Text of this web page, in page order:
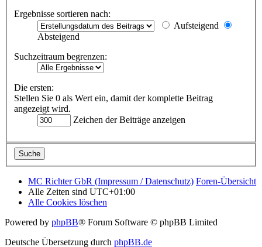
Ergebnisse sortieren nach:
Aufsteigend
Absteigend
Suchzeitraum begrenzen:
Die ersten:
Stellen Sie 0 als Wert ein, damit der komplette Beitrag
angezeigt wird.
Zeichen der Beiträge anzeigen
MC Richter GbR (Impressum / Datenschutz) Foren-Übersicht
Alle Zeiten sind UTC+01:00
Alle Cookies löschen
Powered by phpBB® Forum Software © phpBB Limited
Deutsche Übersetzung durch phpBB.de